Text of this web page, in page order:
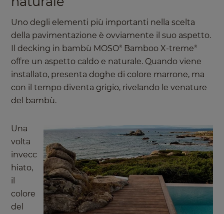
Uno degli elementi più importanti nella scelta
della pavimentazione è ovviamente il suo aspetto.
Il decking in bambù MOSO® Bamboo X-treme®
offre un aspetto caldo e naturale. Quando viene
installato, presenta doghe di colore marrone, ma
con il tempo diventa grigio, rivelando le venature
del bambù.
Una
volta
invecc
hiato,
il
colore
del